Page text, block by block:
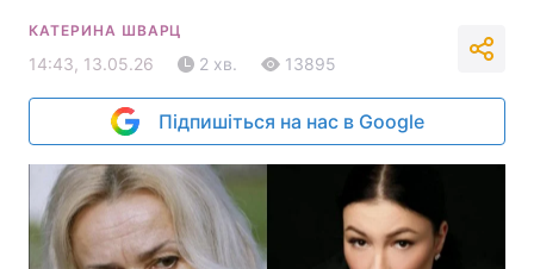
КАТЕРИНА ШВАРЦ
14:43, 13.05.26 2 хв. 13895
Підпишіться на нас в Google